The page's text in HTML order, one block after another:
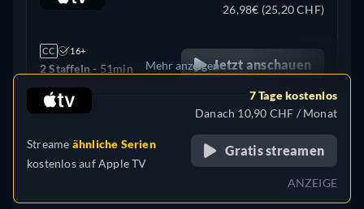
CC 16+
2 Staffeln - 51min
26,98€ (25,20 CHF)
Jetzt anschauen
Vereinigte Staaten (US) + 1
Mehr anzeigen
Streame ähnliche Serien
kostenlos aufApple TV
7 Tage kostenlos
Danach 10,90 CHF / Monat
Gratis streamen
ANZEIGE